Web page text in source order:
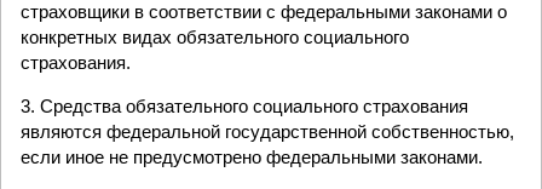
страховщики в соответствии с федеральными законами о
конкретных видах обязательного социального
страхования.
3. Средства обязательного социального страхования
являются федеральной государственной собственностью,
если иное не предусмотрено федеральными законами.